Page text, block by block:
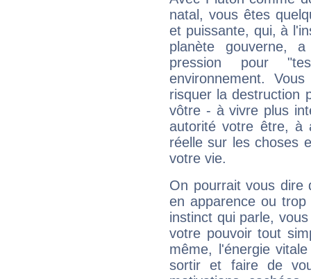
natal, vous êtes
et puissante, qui, à
planète gouverne,
pression pour
environnement.
risquer la destruction
vôtre - à vivre plus
autorité votre être, à
réelle sur les choses
votre vie.
On pourrait vous dire
en apparence ou
instinct qui parle,
votre pouvoir tout
même, l'énergie
sortir et faire de